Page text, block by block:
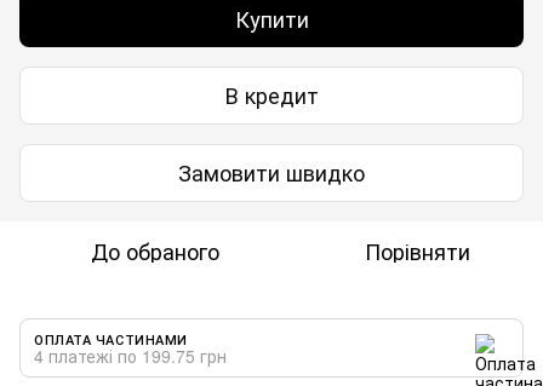
Купити
В кредит
Замовити швидко
До обраного Порівняти
ОПЛАТА ЧАСТИНАМИ
4 платежі по 199.75 грн